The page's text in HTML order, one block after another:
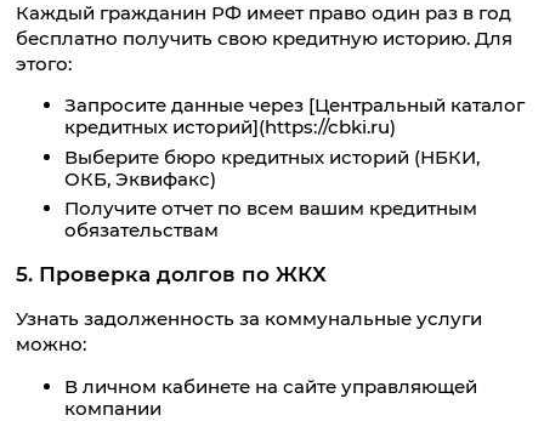
Каждый гражданин РФ имеет право один раз в год
бесплатно получить свою кредитную историю. Для
этого:
Запросите данные через [Центральный каталог
кредитных историй](https://cbki.ru)
Выберите бюро кредитных историй (НБКИ,
ОКБ, Эквифакс)
Получите отчет по всем вашим кредитным
обязательствам
5. Проверка долгов по ЖКХ
Узнать задолженность за коммунальные услуги
можно:
В личном кабинете на сайте управляющей
компании